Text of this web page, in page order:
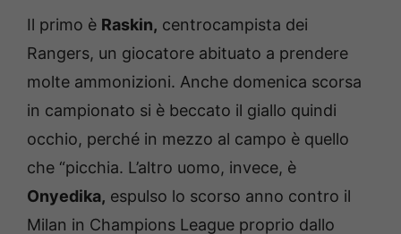
Il primo è Raskin, centrocampista dei
Rangers, un giocatore abituato a prendere
molte ammonizioni. Anche domenica scorsa
in campionato si è beccato il giallo quindi
occhio, perché in mezzo al campo è quello
che “picchia. L’altro uomo, invece, è
Onyedika, espulso lo scorso anno contro il
Milan in Champions League proprio dallo